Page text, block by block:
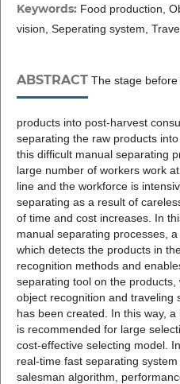
Keywords: Food production,
vision, Seperating system,
ABSTRACTThe stage before
products into post-harvest
separating the raw products
this difficult manual separating
large number of workers work
line and the workforce is
separating as a result of
of time and cost increases. In
manual separating processes,
which detects the products in
recognition methods and
separating tool on the products,
object recognition and traveling
has been created. In this way,
is recommended for large
cost-effective selecting model.
real-time fast separating
salesman algorithm,